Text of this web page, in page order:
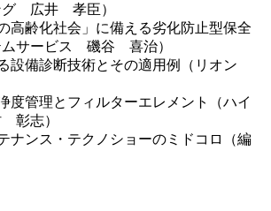
グ 広井 孝臣）
高齢化社会」に備える劣化防止型保全
ムサービス 磯谷 喜治）
設備診断技術とその適用例（リオン
度管理とフィルターエレメント（ハイ
彰志）
ナンス・テクノショーのミドコロ（編